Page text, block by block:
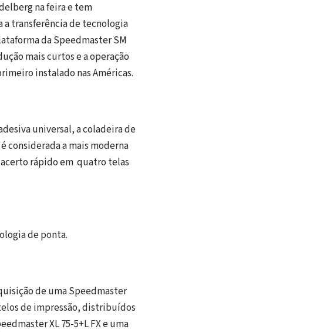
na feira e tem
a transferência de tecnologia
da Speedmaster SM
mais curtos e a operação
instalado nas Américas.
universal, a coladeira de
considerada a mais moderna
rápido em quatro telas
de ponta.
de uma Speedmaster
de impressão, distribuídos
XL 75-5+L FX e uma